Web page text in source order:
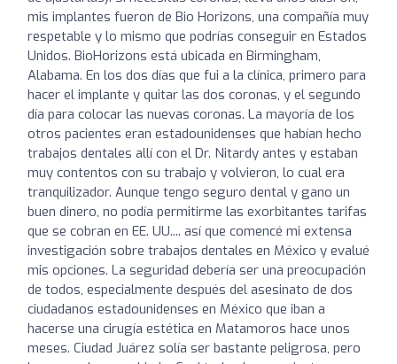
mis implantes fueron de Bio Horizons, una compañía muy
respetable y lo mismo que podrías conseguir en Estados
Unidos. BioHorizons está ubicada en Birmingham,
Alabama. En los dos días que fui a la clínica, primero para
hacer el implante y quitar las dos coronas, y el segundo
día para colocar las nuevas coronas. La mayoría de los
otros pacientes eran estadounidenses que habían hecho
trabajos dentales allí con el Dr. Nitardy antes y estaban
muy contentos con su trabajo y volvieron, lo cual era
tranquilizador. Aunque tengo seguro dental y gano un
buen dinero, no podía permitirme las exorbitantes tarifas
que se cobran en EE. UU.... así que comencé mi extensa
investigación sobre trabajos dentales en México y evalué
mis opciones. La seguridad debería ser una preocupación
de todos, especialmente después del asesinato de dos
ciudadanos estadounidenses en México que iban a
hacerse una cirugía estética en Matamoros hace unos
meses. Ciudad Juárez solía ser bastante peligrosa, pero